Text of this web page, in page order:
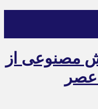
مصنوعی از
عصر